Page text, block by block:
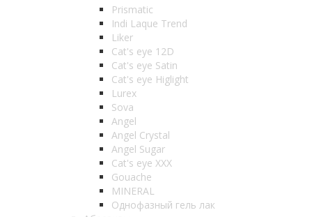
Prismatic
Indi Laque Trend
Liker
Cat's eye 12D
Cat's eye Satin
Cat's eye Higlight
Lurex
Sova
Angel
Angel Crystal
Angel Sugar
Cat's eye XXX
Gouache
MINERAL
Однофазный гель лак